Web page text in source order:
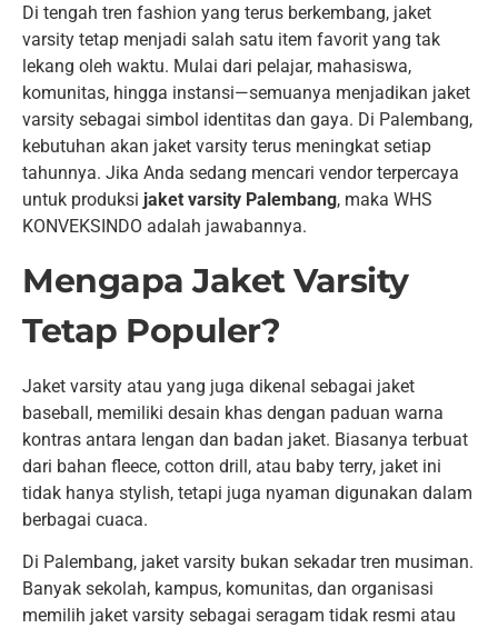
Di tengah tren fashion yang terus berkembang, jaket
varsity tetap menjadi salah satu item favorit yang tak
lekang oleh waktu. Mulai dari pelajar, mahasiswa,
komunitas, hingga instansi—semuanya menjadikan jaket
varsity sebagai simbol identitas dan gaya. Di Palembang,
kebutuhan akan jaket varsity terus meningkat setiap
tahunnya. Jika Anda sedang mencari vendor terpercaya
untuk produksi jaket varsity Palembang, maka WHS
KONVEKSINDO adalah jawabannya.
Mengapa Jaket Varsity
Tetap Populer?
Jaket varsity atau yang juga dikenal sebagai jaket
baseball, memiliki desain khas dengan paduan warna
kontras antara lengan dan badan jaket. Biasanya terbuat
dari bahan fleece, cotton drill, atau baby terry, jaket ini
tidak hanya stylish, tetapi juga nyaman digunakan dalam
berbagai cuaca.
Di Palembang, jaket varsity bukan sekadar tren musiman.
Banyak sekolah, kampus, komunitas, dan organisasi
memilih jaket varsity sebagai seragam tidak resmi atau